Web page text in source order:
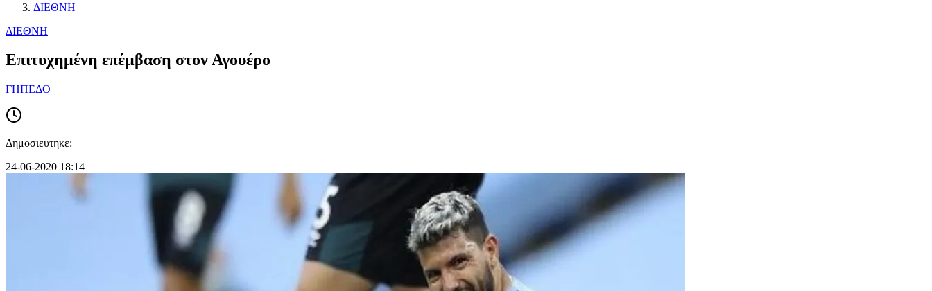
ΔΙΕΘΝΗ
ΔΙΕΘΝΗ
Επιτυχημένη επέμβαση στον Αγουέρο
ΓΗΠΕΔΟ
Δημοσιευτηκε:
24-06-2020 18:14